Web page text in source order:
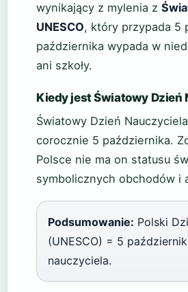
wynikający z mylenia z
UNESCO, który przypada 5
października wypada w
ani szkoły.
Kiedy jest Światowy Dzień
Światowy Dzień
corocznie 5 października.
Polsce nie ma on statusu
symbolicznych obchodów i
Podsumowanie: Polski
(UNESCO) = 5
nauczyciela.